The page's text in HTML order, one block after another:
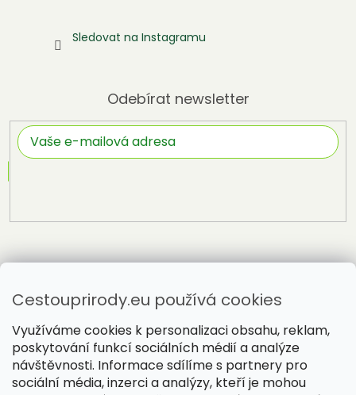
Cestouprirody.eu používá cookies
Využíváme cookies k personalizaci obsahu, reklam,
poskytování funkcí sociálních médií a analýze
návštěvnosti. Informace sdílíme s partnery pro
sociální média, inzerci a analýzy, kteří je mohou
Sledovat na Instagramu
Odebírat newsletter
Vytvořil Shoptet